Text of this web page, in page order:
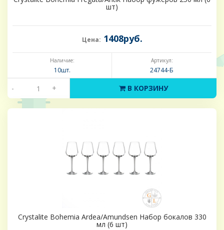
шт)
Цена: 1408руб.
Наличие:
10шт.
Артикул:
24744-Б
- + В КОРЗИНУ
Crystalite Bohemia Ardea/Amundsen Набор бокалов 330
мл (6 шт)